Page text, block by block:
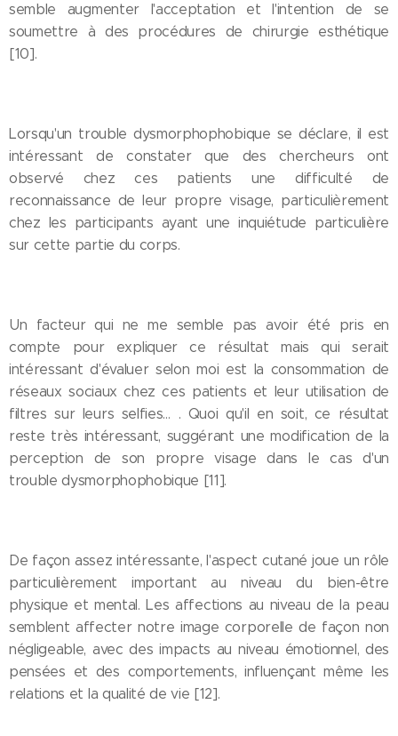
semble augmenter l'acceptation et l'intention de se
soumettre à des procédures de chirurgie esthétique
[10].
Lorsqu'un trouble dysmorphophobique se déclare, il est
intéressant de constater que des chercheurs ont
observé chez ces patients une difficulté de
reconnaissance de leur propre visage, particulièrement
chez les participants ayant une inquiétude particulière
sur cette partie du corps.
Un facteur qui ne me semble pas avoir été pris en
compte pour expliquer ce résultat mais qui serait
intéressant d'évaluer selon moi est la consommation de
réseaux sociaux chez ces patients et leur utilisation de
filtres sur leurs selfies… . Quoi qu'il en soit, ce résultat
reste très intéressant, suggérant une modification de la
perception de son propre visage dans le cas d'un
trouble dysmorphophobique [11].
De façon assez intéressante, l'aspect cutané joue un rôle
particulièrement important au niveau du bien-être
physique et mental. Les affections au niveau de la peau
semblent affecter notre image corporelle de façon non
négligeable, avec des impacts au niveau émotionnel, des
pensées et des comportements, influençant même les
relations et la qualité de vie [12].